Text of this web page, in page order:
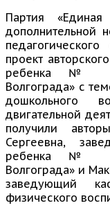
Партия
дополнительной
проект
ребенка № 4
Волгограда» с
дошкольного
двигательной
получили
Сергеевна,
ребенка № 4
Волгограда» и
заведующий
физического